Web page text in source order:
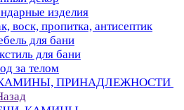
изделия
воск, пропитка, антисептик
для бани
для бани
за телом
ПРИНАДЛЕЖНОСТИ